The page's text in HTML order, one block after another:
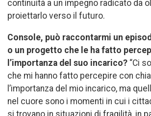
continuità a un impegno radicato da
proiettarlo verso il futuro.
Console, può raccontarmi un
o un progetto che le ha fatto
l’importanza del suo incarico? “Ci
che mi hanno fatto percepire con
l’importanza del mio incarico, ma
nel cuore sono i momenti in cui i
si trovano in situazioni di fragilità, in